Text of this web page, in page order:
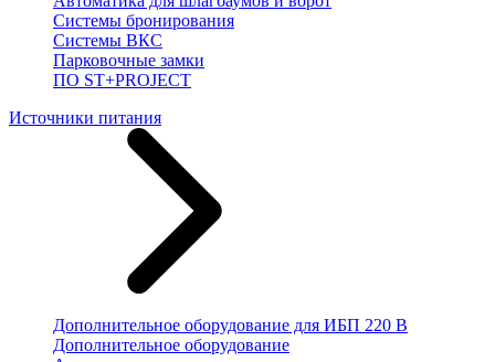
Системы бронирования
Системы ВКС
Парковочные замки
ПО ST+PROJECT
Источники питания
Дополнительное оборудование для ИБП 220 В
Дополнительное оборудование